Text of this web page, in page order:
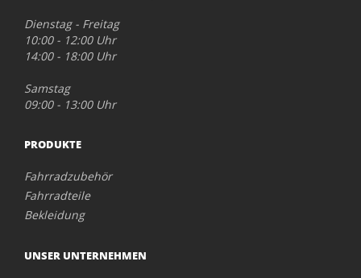
Dienstag - Freitag
10:00 - 12:00 Uhr
14:00 - 18:00 Uhr
Samstag
09:00 - 13:00 Uhr
PRODUKTE
Fahrradzubehör
Fahrradteile
Bekleidung
UNSER UNTERNEHMEN